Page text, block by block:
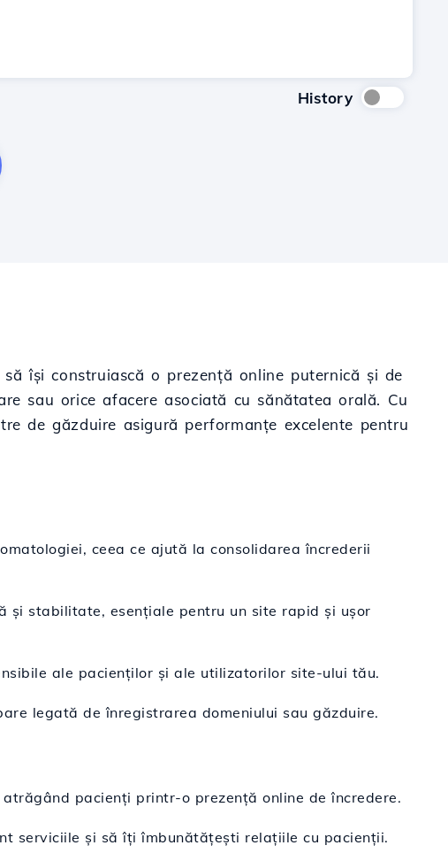
History
își construiască o prezență online puternică și de
sau orice afacere asociată cu sănătatea orală. Cu
de găzduire asigură performanțe excelente pentru
ceea ce ajută la consolidarea încrederii
și stabilitate, esențiale pentru un site rapid și ușor
ale pacienților și ale utilizatorilor site-ului tău.
legată de înregistrarea domeniului sau găzduire.
pacienți printr-o prezență online de încredere.
serviciile și să îți îmbunătățești relațiile cu pacienții.